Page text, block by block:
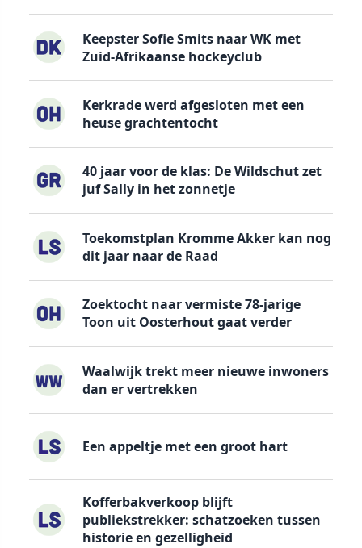
Keepster Sofie Smits naar WK met
Zuid-Afrikaanse hockeyclub
Kerkrade werd afgesloten met een
heuse grachtentocht
40 jaar voor de klas: De Wildschut zet
juf Sally in het zonnetje
Toekomstplan Kromme Akker kan nog
dit jaar naar de Raad
Zoektocht naar vermiste 78-jarige
Toon uit Oosterhout gaat verder
Waalwijk trekt meer nieuwe inwoners
dan er vertrekken
Een appeltje met een groot hart
Kofferbakverkoop blijft
publiekstrekker: schatzoeken tussen
historie en gezelligheid